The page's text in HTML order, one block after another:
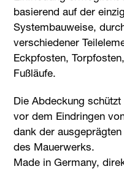
basierend auf der
Systembauweise,
verschiedener
Eckpfosten,
Fußläufe.
Die Abdeckung
vor dem Eindringen
dank der
des Mauerwerks.
Made in Germany,